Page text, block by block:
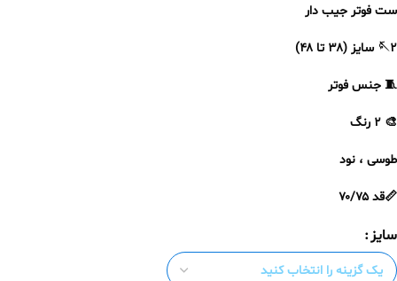
ست فوتر جیب دار
🪡۲ سایز (۳۸ تا ۴۸)
🧵 جنس فوتر
🎨 ۲ رنگ
طوسی ، نود
📏قد ۷۰/۷۵
سایز